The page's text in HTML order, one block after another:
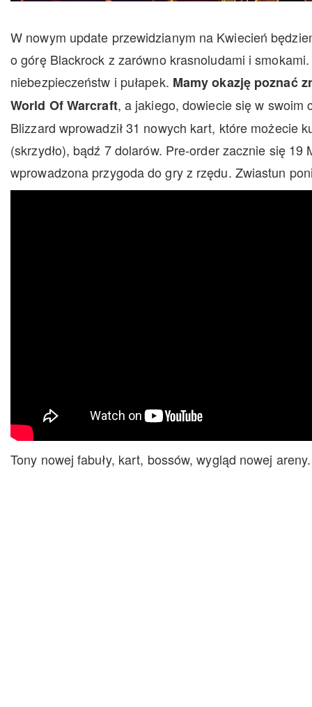
W nowym update przewidzianym na Kwiecień
o górę Blackrock z zarówno krasnoludami i
niebezpieczeństw i pułapek. Mamy okazję poznać
World Of Warcraft, a jakiego, dowiecie się w swoim
Blizzard wprowadził 31 nowych kart, które możecie
(skrzydło), bądź 7 dolarów. Pre-order zacznie się 19
wprowadzona przygoda do gry z rzędu. Zwiastun
Tony nowej fabuły, kart, bossów, wygląd nowej